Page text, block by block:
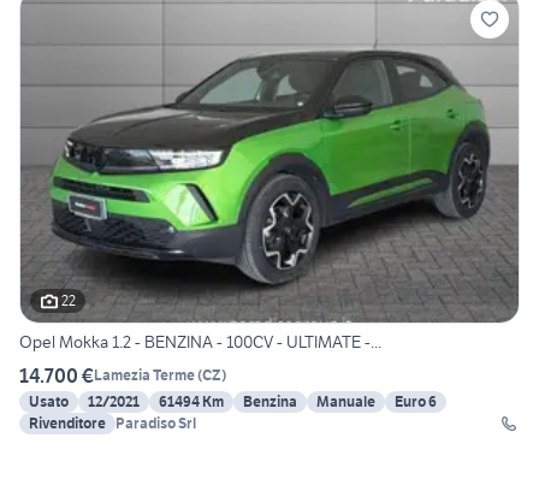
22
Opel Mokka 1.2 - BENZINA - 100CV - ULTIMATE -...
14.700 €Lamezia Terme(CZ)
Usato
12/2021 61494 Km Benzina Manuale
Euro 6
Rivenditore Paradiso Srl